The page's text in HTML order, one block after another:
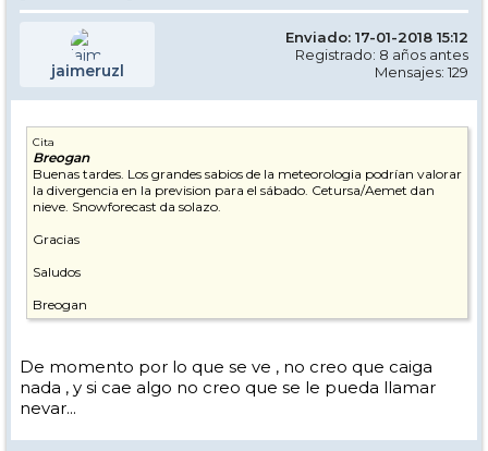
jaimeruzl
Enviado: 17-01-2018 15:12
Registrado: 8 años antes
Mensajes: 129
Cita
Breogan
Buenas tardes. Los grandes sabios de la meteorologia podrían valorar
la divergencia en la prevision para el sábado. Cetursa/Aemet dan
nieve. Snowforecast da solazo.
Gracias
Saludos
Breogan
De momento por lo que se ve , no creo que caiga
nada , y si cae algo no creo que se le pueda llamar
nevar...